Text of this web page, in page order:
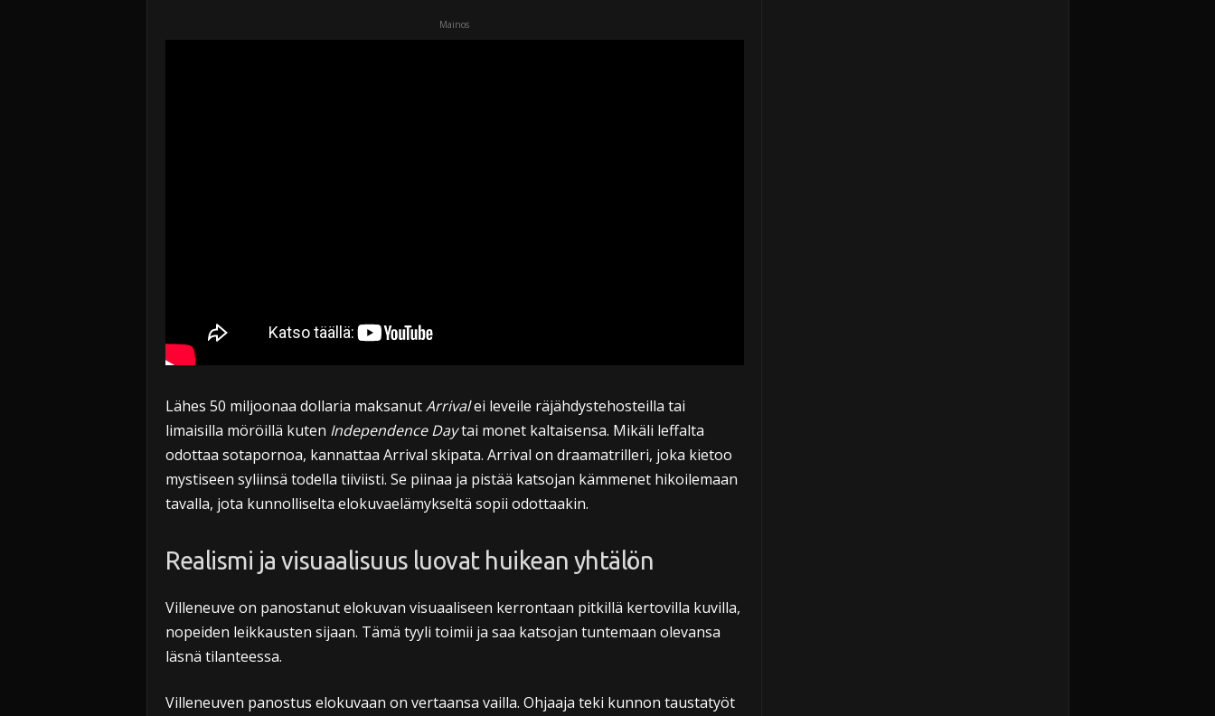
Mainos
Lähes 50 miljoonaa dollaria maksanutArrivalei leveile räjähdystehosteilla tai
limaisilla möröillä kuten Independence Daytai monet kaltaisensa. Mikäli leffalta
odottaa sotapornoa, kannattaa Arrival skipata. Arrival on draamatrilleri, joka kietoo
mystiseen syliinsä todella tiiviisti. Se piinaa ja pistää katsojan kämmenet hikoilemaan
tavalla, jota kunnolliselta elokuvaelämykseltä sopii odottaakin.
Realismi ja visuaalisuus luovat huikean yhtälön
Villeneuve on panostanut elokuvan visuaaliseen kerrontaan pitkillä kertovilla kuvilla,
nopeiden leikkausten sijaan. Tämä tyyli toimii ja saa katsojan tuntemaan olevansa
läsnä tilanteessa.
Villeneuven panostus elokuvaan on vertaansa vailla. Ohjaaja teki kunnon taustatyöt